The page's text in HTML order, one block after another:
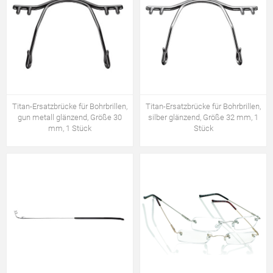
Titan-Ersatzbrücke für Bohrbrillen,
gun metall glänzend, Größe 30
mm, 1 Stück
Titan-Ersatzbrücke für Bohrbrillen,
silber glänzend, Größe 32 mm, 1
Stück